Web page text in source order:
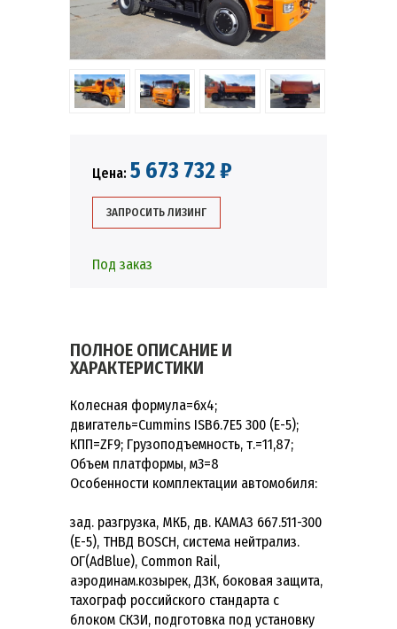
Цена: 5 673 732 ₽
ЗАПРОСИТЬ ЛИЗИНГ
Под заказ
ПОЛНОЕ ОПИСАНИЕ И
ХАРАКТЕРИСТИКИ
Колесная формула=6х4;
двигатель=Cummins ISB6.7E5 300 (Е-5);
КПП=ZF9; Грузоподъемность, т.=11,87;
Объем платформы, м3=8
Особенности комплектации автомобиля:
зад. разгрузка, МКБ, дв. КАМАЗ 667.511-300
(Е-5), ТНВД BOSCH, система нейтрализ.
ОГ(AdBlue), Common Rail,
аэродинам.козырек, ДЗК, боковая защита,
тахограф российского стандарта с
блоком СКЗИ, подготовка под установку